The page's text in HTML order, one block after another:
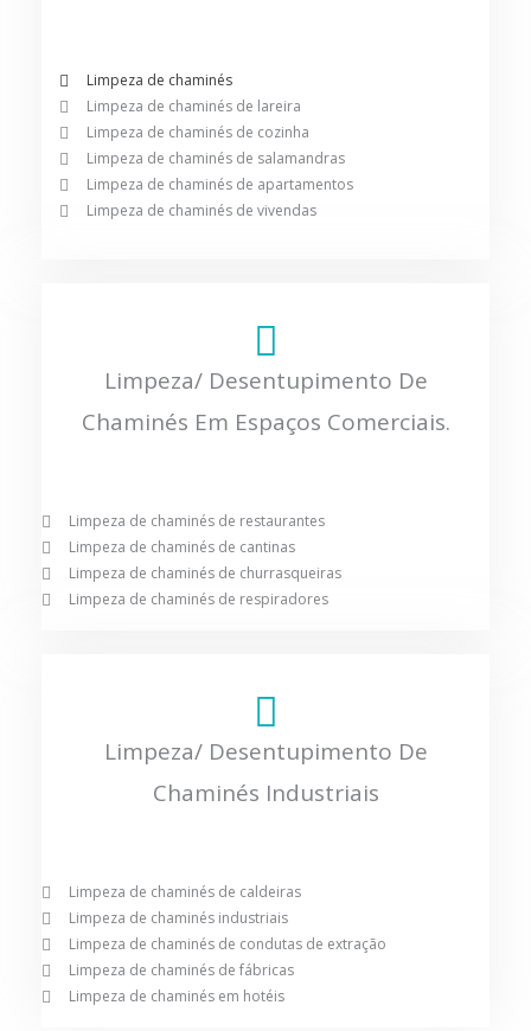
Limpeza de chaminés
Limpeza de chaminés de lareira
Limpeza de chaminés de cozinha
Limpeza de chaminés de salamandras
Limpeza de chaminés de apartamentos
Limpeza de chaminés de vivendas
Limpeza/ Desentupimento De
Chaminés Em Espaços Comerciais.
Limpeza de chaminés de restaurantes
Limpeza de chaminés de cantinas
Limpeza de chaminés de churrasqueiras
Limpeza de chaminés de respiradores
Limpeza/ Desentupimento De
Chaminés Industriais
Limpeza de chaminés de caldeiras
Limpeza de chaminés industriais
Limpeza de chaminés de condutas de extração
Limpeza de chaminés de fábricas
Limpeza de chaminés em hotéis